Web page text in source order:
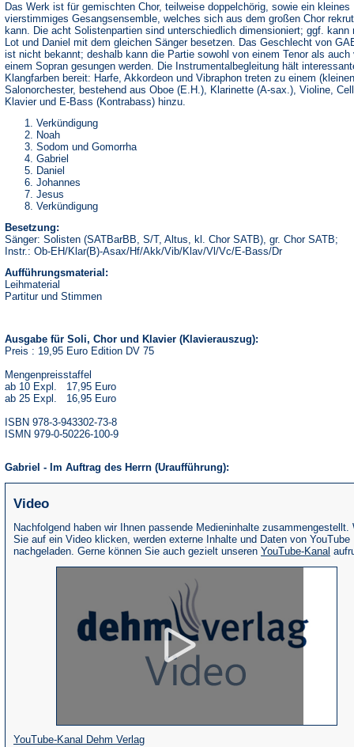
Das Werk ist für gemischten Chor, teilweise doppelchörig, sowie ein kleines
vierstimmiges Gesangsensemble, welches sich aus dem großen Chor
kann. Die acht Solistenpartien sind unterschiedlich dimensioniert; ggf. kann
Lot und Daniel mit dem gleichen Sänger besetzen. Das Geschlecht von
ist nicht bekannt; deshalb kann die Partie sowohl von einem Tenor als auch
einem Sopran gesungen werden. Die Instrumentalbegleitung hält
Klangfarben bereit: Harfe, Akkordeon und Vibraphon treten zu einem
Salonorchester, bestehend aus Oboe (E.H.), Klarinette (A-sax.), Violine,
Klavier und E-Bass (Kontrabass) hinzu.
Verkündigung
Noah
Sodom und Gomorrha
Gabriel
Daniel
Johannes
Jesus
Verkündigung
Besetzung:
Sänger: Solisten (SATBarBB, S/T, Altus, kl. Chor SATB), gr. Chor SATB;
Instr.: Ob-EH/Klar(B)-Asax/Hf/Akk/Vib/Klav/Vl/Vc/E-Bass/Dr
Aufführungsmaterial:
Leihmaterial
Partitur und Stimmen
Ausgabe für Soli, Chor und Klavier (Klavierauszug):
Preis : 19,95 Euro Edition DV 75
Mengenpreisstaffel
ab 10 Expl. 17,95 Euro
ab 25 Expl. 16,95 Euro
ISBN 978-3-943302-73-8
ISMN 979-0-50226-100-9
Gabriel - Im Auftrag des Herrn (Uraufführung):
Video
Nachfolgend haben wir Ihnen passende Medieninhalte zusammengestellt.
Sie auf ein Video klicken, werden externe Inhalte und Daten von YouTube
nachgeladen. Gerne können Sie auch gezielt unseren YouTube-Kanal
YouTube-Kanal Dehm Verlag(Öffnet